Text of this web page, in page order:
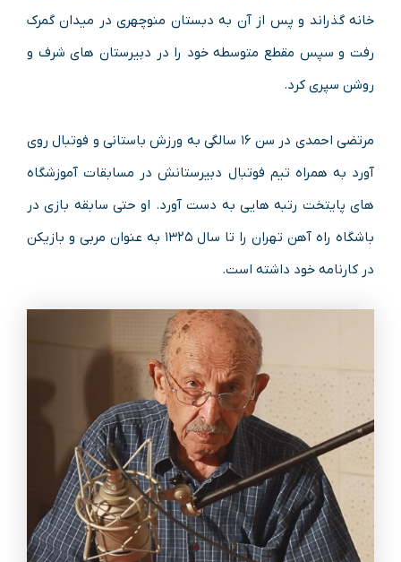
خانه گذراند و پس از آن به دبستان منوچهری در میدان گمرک
رفت و سپس مقطع متوسطه خود را در دبیرستان‌ های شرف و
روشن سپری کرد.
مرتضی احمدی در سن ۱۶ سالگی به ورزش باستانی و فوتبال روی
آورد به همراه تیم فوتبال دبیرستانش در مسابقات آموزشگاه‌
های پایتخت رتبه‌ هایی به دست آورد. او حتی سابقه بازی در
باشگاه راه آهن تهران را تا سال ۱۳۲۵ به عنوان مربی و بازیکن
در کارنامه خود داشته است.